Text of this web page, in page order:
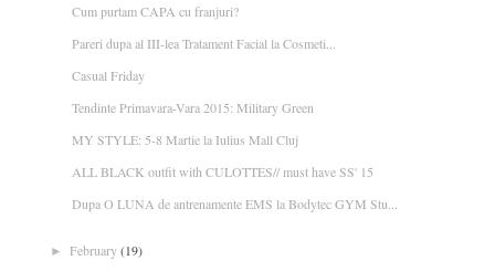
Cum purtam CAPA cu franjuri?
Pareri dupa al III-lea Tratament Facial la Cosmeti...
Casual Friday
Tendinte Primavara-Vara 2015: Military Green
MY STYLE: 5-8 Martie la Iulius Mall Cluj
ALL BLACK outfit with CULOTTES// must have SS' 15
Dupa O LUNA de antrenamente EMS la Bodytec GYM Stu...
► February(19)